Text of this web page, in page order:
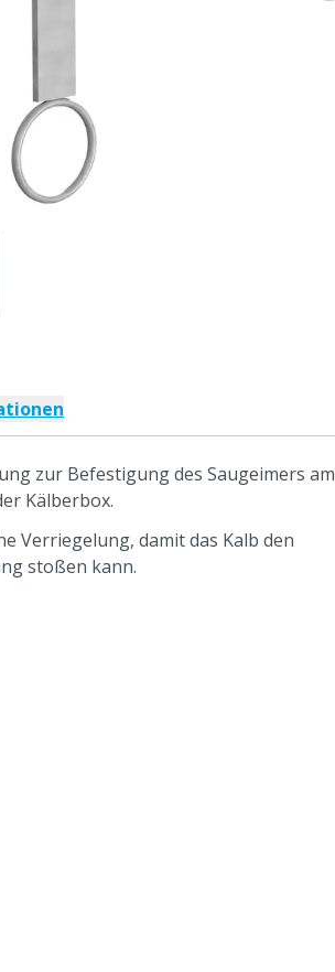
zur Befestigung des Saugeimers am
Kälberbox.
Verriegelung, damit das Kalb den
stoßen kann.